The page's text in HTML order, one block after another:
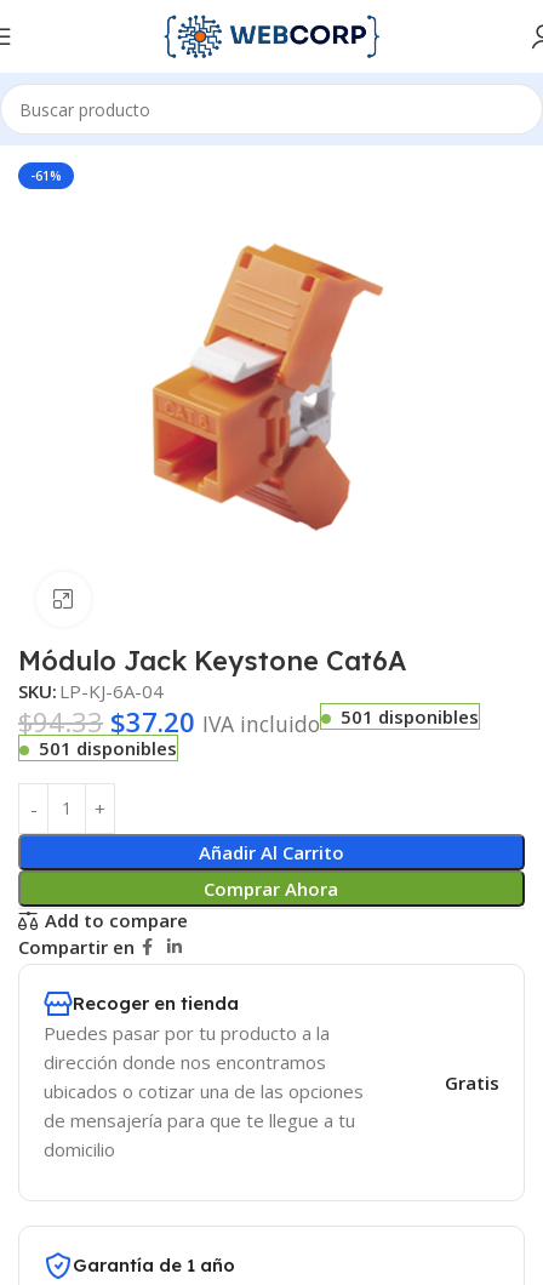
Inicio REDES CABLEADO ESTRUCTURADO CONECTORES
-61%
Módulo Jack Keystone Cat6A
SKU: LP-KJ-6A-04
$94.33 $37.20 IVA incluido
501 disponibles
501 disponibles
Añadir Al Carrito
Comprar Ahora
Add to compare
Compartir en
Recoger en tienda
Puedes pasar por tu producto a la
dirección donde nos encontramos
ubicados o cotizar una de las opciones
de mensajería para que te llegue a tu
domicilio
Gratis
Garantía de 1 año